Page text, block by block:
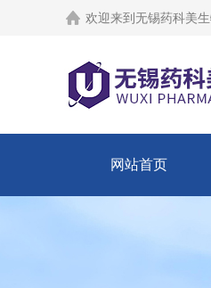
欢迎来到 无锡药科美
网站首页